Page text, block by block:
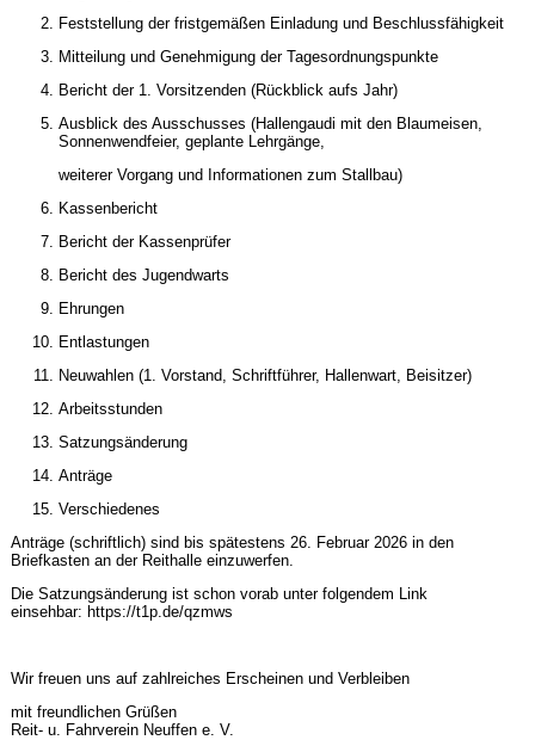
Feststellung der fristgemäßen Einladung und Beschlussfähigkeit
Mitteilung und Genehmigung der Tagesordnungspunkte
Bericht der 1. Vorsitzenden (Rückblick aufs Jahr)
Ausblick des Ausschusses (Hallengaudi mit den Blaumeisen,
Sonnenwendfeier, geplante Lehrgänge,
weiterer Vorgang und Informationen zum Stallbau)
Kassenbericht
Bericht der Kassenprüfer
Bericht des Jugendwarts
Ehrungen
Entlastungen
Neuwahlen (1. Vorstand, Schriftführer, Hallenwart, Beisitzer)
Arbeitsstunden
Satzungsänderung
Anträge
Verschiedenes
Anträge (schriftlich) sind bis spätestens 26. Februar 2026 in den
Briefkasten an der Reithalle einzuwerfen.
Die Satzungsänderung ist schon vorab unter folgendem Link
einsehbar: https://t1p.de/qzmws
Wir freuen uns auf zahlreiches Erscheinen und Verbleiben
mit freundlichen Grüßen
Reit- u. Fahrverein Neuffen e. V.